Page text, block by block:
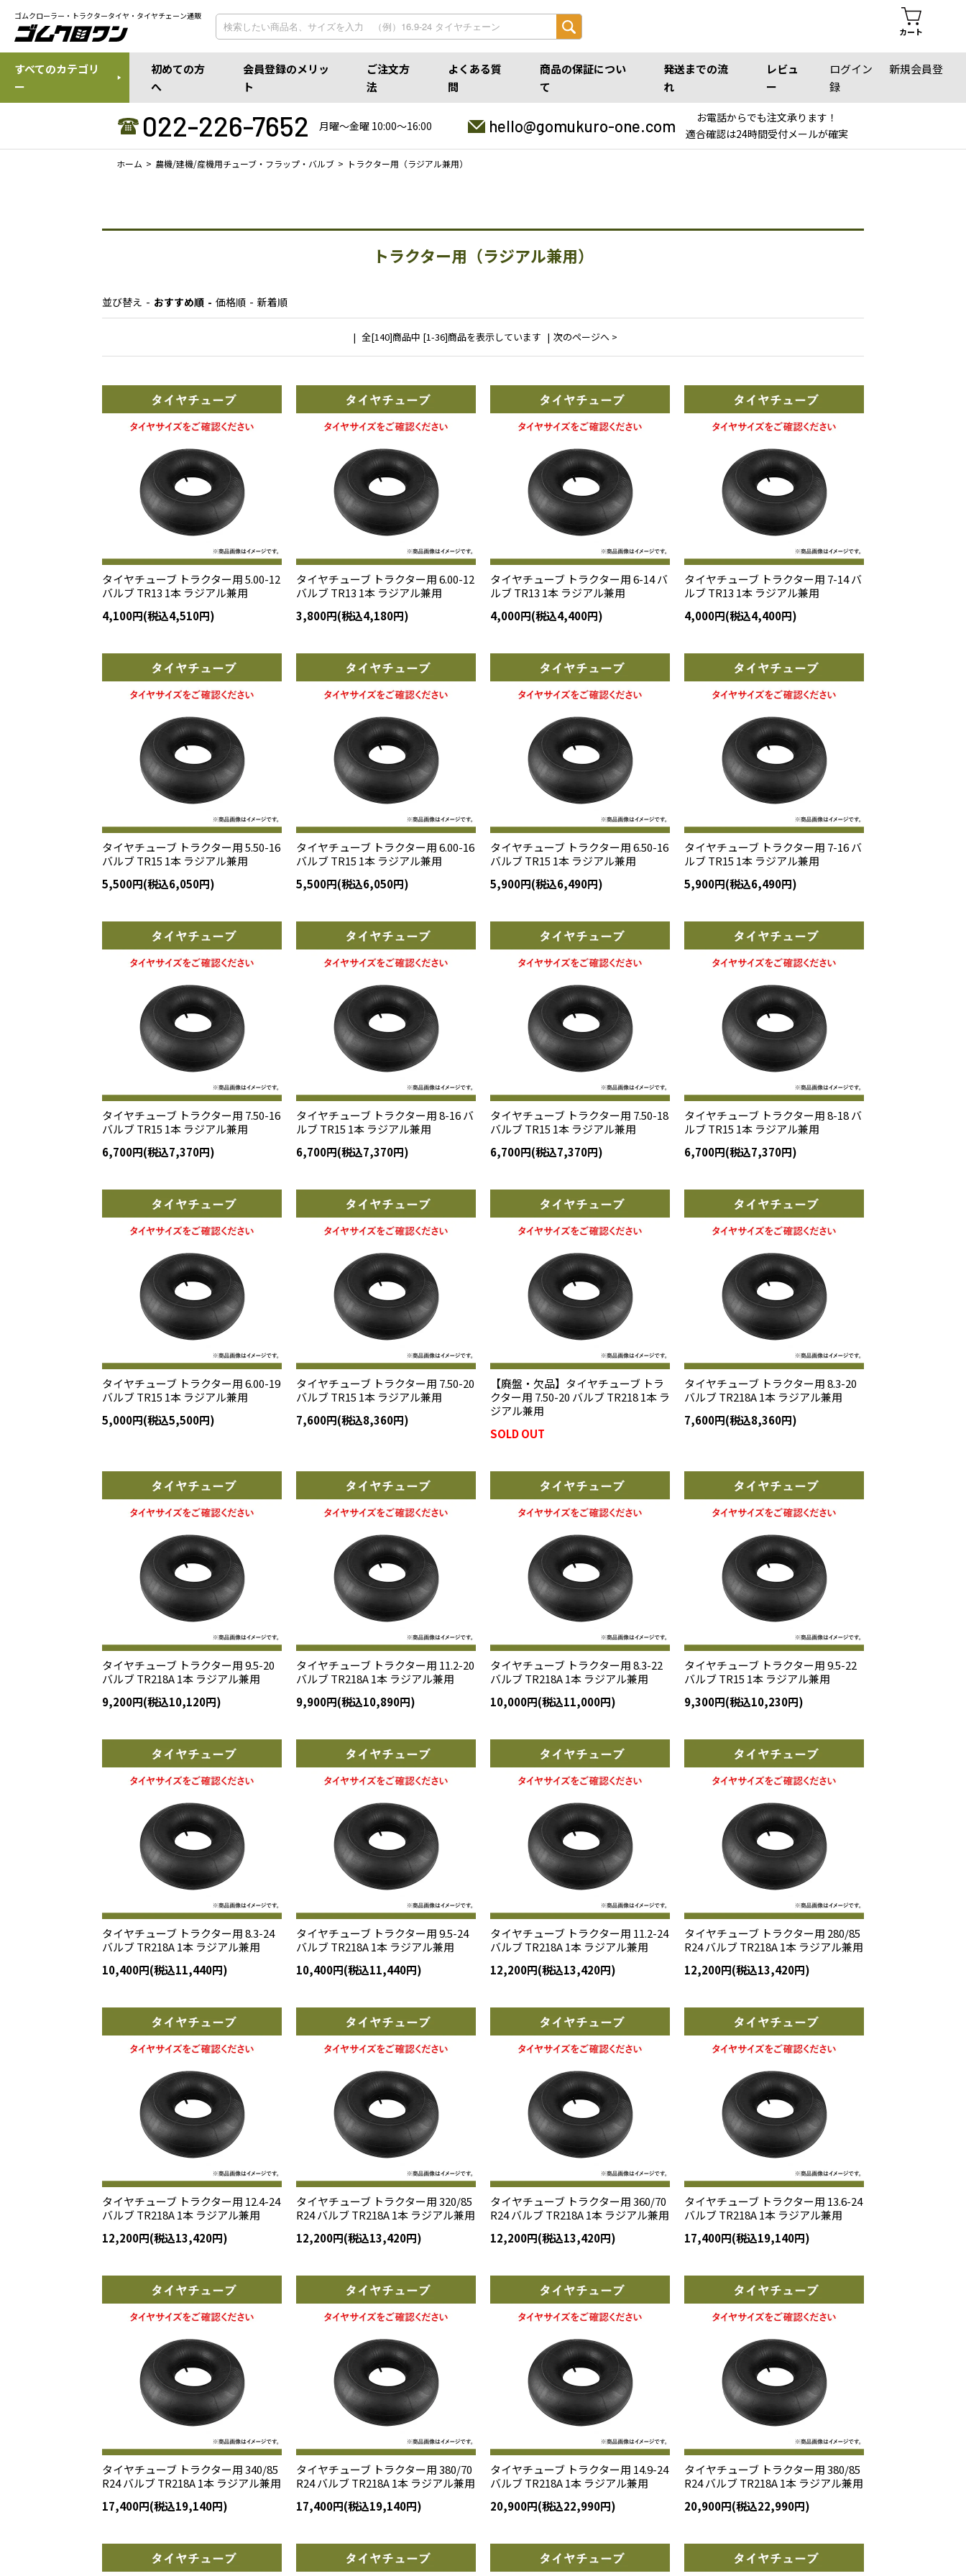
ゴムクローラー・トラクタータイヤ・タイヤチェーン通販
カート
すべてのカテゴリ
ー
初めての方
へ
会員登録のメリッ
ト
ご注文方
法
よくある質
問
商品の保証につい
て
発送までの流
れ
レビュ
ー
ログイン
新規会員登
録
022-226-7652 月曜〜金曜 10:00〜16:00 hello@gomukuro-one.com
お電話からでも注文承ります！
適合確認は24時間受付メールが確実
ホーム 農機/建機/産機用チューブ・フラップ・バルブ トラクター用（ラジアル兼用）
トラクター用（ラジアル兼用）
並び替え おすすめ順 価格順 新着順
全[140]商品中 [1-36]商品を表示しています 次のページへ >
タイヤチューブ トラクター用 5.00-12
バルブ TR13 1本 ラジアル兼用
4,100円(税込4,510円)
タイヤチューブ トラクター用 6.00-12
バルブ TR13 1本 ラジアル兼用
3,800円(税込4,180円)
タイヤチューブ トラクター用 6-14 バ
ルブ TR13 1本 ラジアル兼用
4,000円(税込4,400円)
タイヤチューブ トラクター用 7-14 バ
ルブ TR13 1本 ラジアル兼用
4,000円(税込4,400円)
タイヤチューブ トラクター用 5.50-16
バルブ TR15 1本 ラジアル兼用
5,500円(税込6,050円)
タイヤチューブ トラクター用 6.00-16
バルブ TR15 1本 ラジアル兼用
5,500円(税込6,050円)
タイヤチューブ トラクター用 6.50-16
バルブ TR15 1本 ラジアル兼用
5,900円(税込6,490円)
タイヤチューブ トラクター用 7-16 バ
ルブ TR15 1本 ラジアル兼用
5,900円(税込6,490円)
タイヤチューブ トラクター用 7.50-16
バルブ TR15 1本 ラジアル兼用
6,700円(税込7,370円)
タイヤチューブ トラクター用 8-16 バ
ルブ TR15 1本 ラジアル兼用
6,700円(税込7,370円)
タイヤチューブ トラクター用 7.50-18
バルブ TR15 1本 ラジアル兼用
6,700円(税込7,370円)
タイヤチューブ トラクター用 8-18 バ
ルブ TR15 1本 ラジアル兼用
6,700円(税込7,370円)
タイヤチューブ トラクター用 6.00-19
バルブ TR15 1本 ラジアル兼用
5,000円(税込5,500円)
タイヤチューブ トラクター用 7.50-20
バルブ TR15 1本 ラジアル兼用
7,600円(税込8,360円)
【廃盤・欠品】タイヤチューブ トラ
クター用 7.50-20 バルブ TR218 1本 ラ
ジアル兼用
SOLD OUT
タイヤチューブ トラクター用 8.3-20
バルブ TR218A 1本 ラジアル兼用
7,600円(税込8,360円)
タイヤチューブ トラクター用 9.5-20
バルブ TR218A 1本 ラジアル兼用
9,200円(税込10,120円)
タイヤチューブ トラクター用 11.2-20
バルブ TR218A 1本 ラジアル兼用
9,900円(税込10,890円)
タイヤチューブ トラクター用 8.3-22
バルブ TR218A 1本 ラジアル兼用
10,000円(税込11,000円)
タイヤチューブ トラクター用 9.5-22
バルブ TR15 1本 ラジアル兼用
9,300円(税込10,230円)
タイヤチューブ トラクター用 8.3-24
バルブ TR218A 1本 ラジアル兼用
10,400円(税込11,440円)
タイヤチューブ トラクター用 9.5-24
バルブ TR218A 1本 ラジアル兼用
10,400円(税込11,440円)
タイヤチューブ トラクター用 11.2-24
バルブ TR218A 1本 ラジアル兼用
12,200円(税込13,420円)
タイヤチューブ トラクター用 280/85
R24 バルブ TR218A 1本 ラジアル兼用
12,200円(税込13,420円)
タイヤチューブ トラクター用 12.4-24
バルブ TR218A 1本 ラジアル兼用
12,200円(税込13,420円)
タイヤチューブ トラクター用 320/85
R24 バルブ TR218A 1本 ラジアル兼用
12,200円(税込13,420円)
タイヤチューブ トラクター用 360/70
R24 バルブ TR218A 1本 ラジアル兼用
12,200円(税込13,420円)
タイヤチューブ トラクター用 13.6-24
バルブ TR218A 1本 ラジアル兼用
17,400円(税込19,140円)
タイヤチューブ トラクター用 340/85
R24 バルブ TR218A 1本 ラジアル兼用
17,400円(税込19,140円)
タイヤチューブ トラクター用 380/70
R24 バルブ TR218A 1本 ラジアル兼用
17,400円(税込19,140円)
タイヤチューブ トラクター用 14.9-24
バルブ TR218A 1本 ラジアル兼用
20,900円(税込22,990円)
タイヤチューブ トラクター用 380/85
R24 バルブ TR218A 1本 ラジアル兼用
20,900円(税込22,990円)